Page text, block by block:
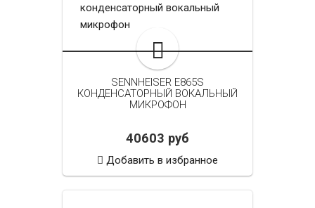
SENNHEISER E865S
КОНДЕНСАТОРНЫЙ ВОКАЛЬНЫЙ
МИКРОФОН
40603 руб
Добавить в избранное